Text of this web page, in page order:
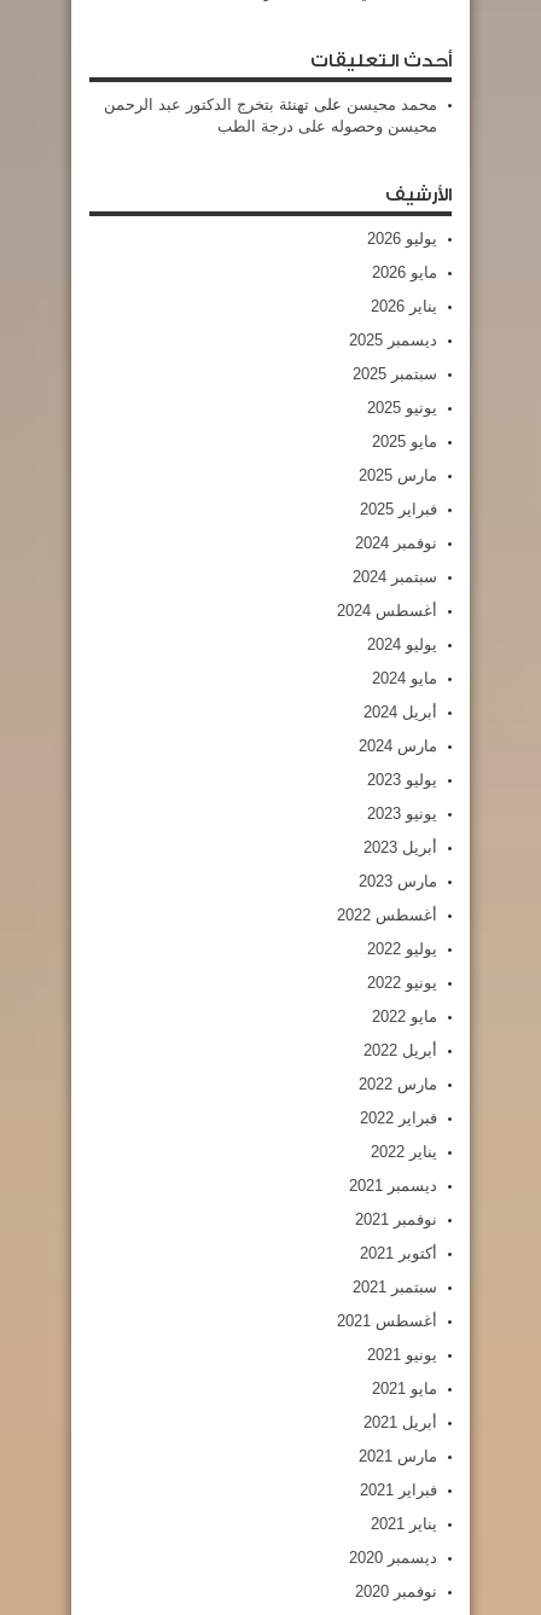
أحدث التعليقات
محمد محيسن على تهنئة بتخرج الدكتور عبد الرحمن
محيسن وحصوله على درجة الطب
الأرشيف
يوليو 2026
مايو 2026
يناير 2026
ديسمبر 2025
سبتمبر 2025
يونيو 2025
مايو 2025
مارس 2025
فبراير 2025
نوفمبر 2024
سبتمبر 2024
أغسطس 2024
يوليو 2024
مايو 2024
أبريل 2024
مارس 2024
يوليو 2023
يونيو 2023
أبريل 2023
مارس 2023
أغسطس 2022
يوليو 2022
يونيو 2022
مايو 2022
أبريل 2022
مارس 2022
فبراير 2022
يناير 2022
ديسمبر 2021
نوفمبر 2021
أكتوبر 2021
سبتمبر 2021
أغسطس 2021
يونيو 2021
مايو 2021
أبريل 2021
مارس 2021
فبراير 2021
يناير 2021
ديسمبر 2020
نوفمبر 2020